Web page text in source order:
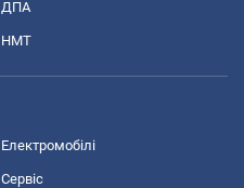
ДПА
НМТ
Електромобілі
Сервіс